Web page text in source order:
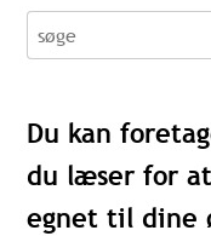
søge
Du kan
du læser for
egnet til dine